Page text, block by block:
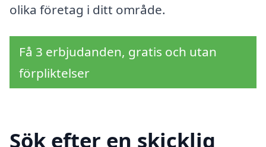
olika företag i ditt område.
Få 3 erbjudanden, gratis och utan
förpliktelser
Sök efter en skicklig